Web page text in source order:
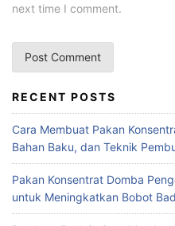
next time I comment.
RECENT POSTS
Cara Membuat Pakan
Bahan Baku, dan Teknik
Pakan Konsentrat Domba
untuk Meningkatkan Bobot